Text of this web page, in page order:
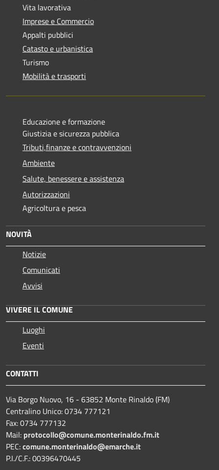
Vita lavorativa
Imprese e Commercio
Appalti pubblici
Catasto e urbanistica
Turismo
Mobilità e trasporti
Educazione e formazione
Giustizia e sicurezza pubblica
Tributi,finanze e contravvenzioni
Ambiente
Salute, benessere e assistenza
Autorizzazioni
Agricoltura e pesca
NOVITÀ
Notizie
Comunicati
Avvisi
VIVERE IL COMUNE
Luoghi
Eventi
CONTATTI
Via Borgo Nuovo, 16 - 63852 Monte Rinaldo (FM)
Centralino Unico: 0734 777121
Fax: 0734 777132
Mail: protocollo@comune.monterinaldo.fm.it
PEC:comune.monterinaldo@emarche.it
P.I./C.F.: 00396470445